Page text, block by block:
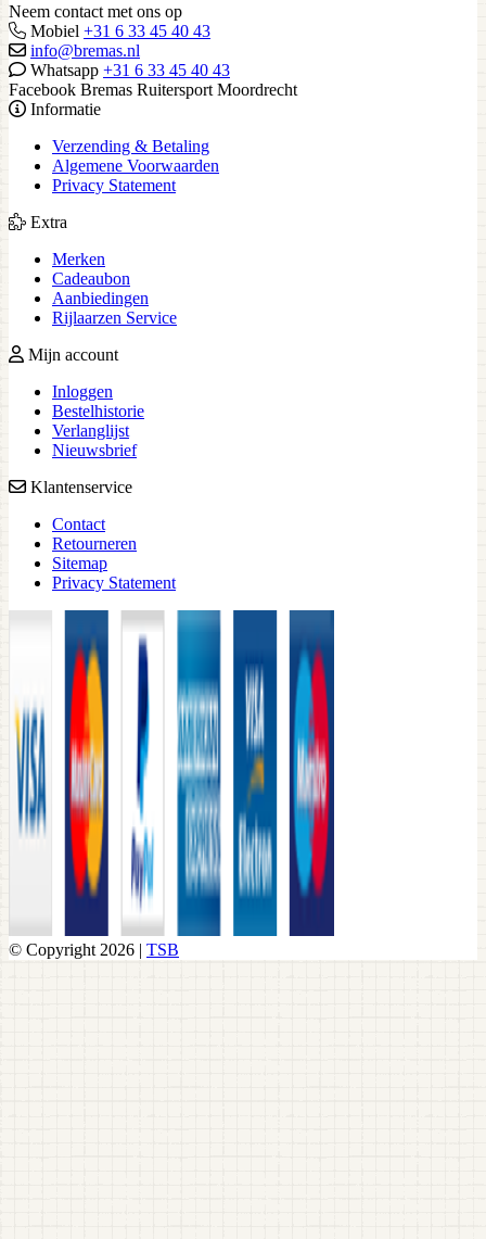
Neem contact met ons op
Mobiel +31 6 33 45 40 43
info@bremas.nl
Whatsapp +31 6 33 45 40 43
Facebook Bremas Ruitersport Moordrecht
Informatie
Verzending & Betaling
Algemene Voorwaarden
Privacy Statement
Extra
Merken
Cadeaubon
Aanbiedingen
Rijlaarzen Service
Mijn account
Inloggen
Bestelhistorie
Verlanglijst
Nieuwsbrief
Klantenservice
Contact
Retourneren
Sitemap
Privacy Statement
© Copyright 2026 | TSB